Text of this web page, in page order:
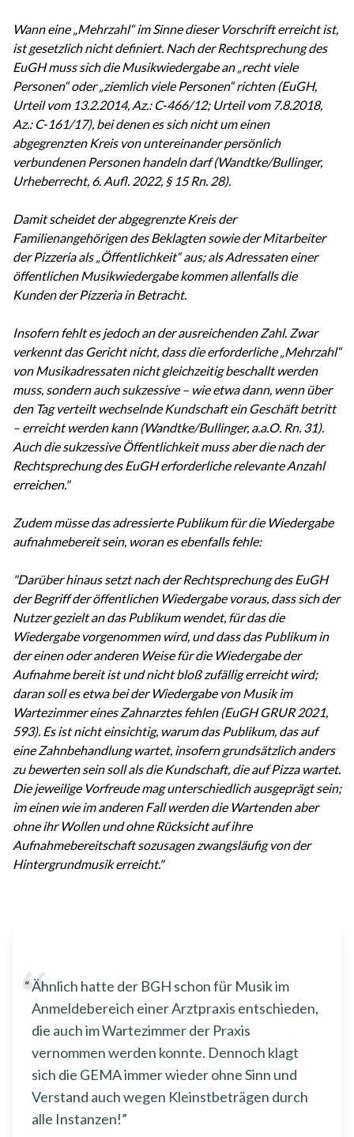
Wann eine „Mehrzahl“ im Sinne dieser Vorschrift erreicht ist,
ist gesetzlich nicht definiert. Nach der Rechtsprechung des
EuGH muss sich die Musikwiedergabe an „recht viele
Personen“ oder „ziemlich viele Personen“ richten (EuGH,
Urteil vom 13.2.2014, Az.: C-466/12; Urteil vom 7.8.2018,
Az.: C-161/17), bei denen es sich nicht um einen
abgegrenzten Kreis von untereinander persönlich
verbundenen Personen handeln darf (Wandtke/Bullinger,
Urheberrecht, 6. Aufl. 2022, § 15 Rn. 28).
Damit scheidet der abgegrenzte Kreis der
Familienangehörigen des Beklagten sowie der Mitarbeiter
der Pizzeria als „Öffentlichkeit“ aus; als Adressaten einer
öffentlichen Musikwiedergabe kommen allenfalls die
Kunden der Pizzeria in Betracht.
Insofern fehlt es jedoch an der ausreichenden Zahl. Zwar
verkennt das Gericht nicht, dass die erforderliche „Mehrzahl“
von Musikadressaten nicht gleichzeitig beschallt werden
muss, sondern auch sukzessive – wie etwa dann, wenn über
den Tag verteilt wechselnde Kundschaft ein Geschäft betritt
– erreicht werden kann (Wandtke/Bullinger, a.a.O. Rn. 31).
Auch die sukzessive Öffentlichkeit muss aber die nach der
Rechtsprechung des EuGH erforderliche relevante Anzahl
erreichen."
Zudem müsse das adressierte Publikum für die Wiedergabe
aufnahmebereit sein, woran es ebenfalls fehle:
"Darüber hinaus setzt nach der Rechtsprechung des EuGH
der Begriff der öffentlichen Wiedergabe voraus, dass sich der
Nutzer gezielt an das Publikum wendet, für das die
Wiedergabe vorgenommen wird, und dass das Publikum in
der einen oder anderen Weise für die Wiedergabe der
Aufnahme bereit ist und nicht bloß zufällig erreicht wird;
daran soll es etwa bei der Wiedergabe von Musik im
Wartezimmer eines Zahnarztes fehlen (EuGH GRUR 2021,
593). Es ist nicht einsichtig, warum das Publikum, das auf
eine Zahnbehandlung wartet, insofern grundsätzlich anders
zu bewerten sein soll als die Kundschaft, die auf Pizza wartet.
Die jeweilige Vorfreude mag unterschiedlich ausgeprägt sein;
im einen wie im anderen Fall werden die Wartenden aber
ohne ihr Wollen und ohne Rücksicht auf ihre
Aufnahmebereitschaft sozusagen zwangsläufig von der
Hintergrundmusik erreicht."
Ähnlich hatte der BGH schon für Musik im
Anmeldebereich einer Arztpraxis entschieden,
die auch im Wartezimmer der Praxis
vernommen werden konnte. Dennoch klagt
sich die GEMA immer wieder ohne Sinn und
Verstand auch wegen Kleinstbeträgen durch
alle Instanzen!